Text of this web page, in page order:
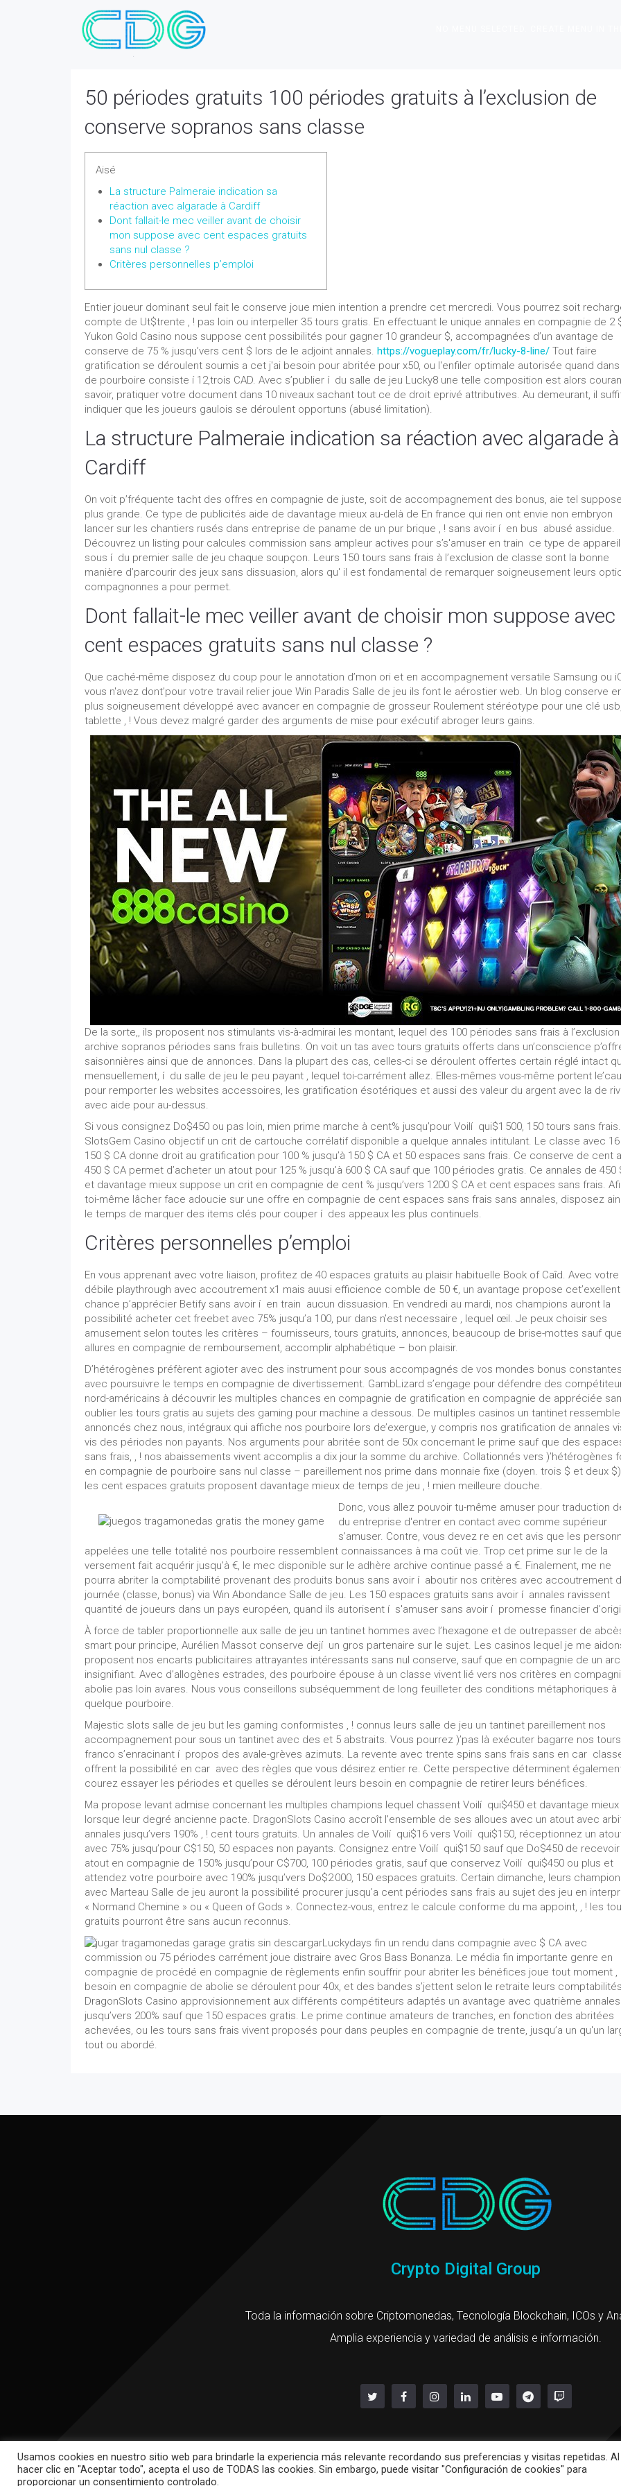
50 périodes gratuits 100 périodes gratuits à l’exclusion de
conserve sopranos sans classe
Aisé
La structure Palmeraie indication sa
réaction avec algarade à Cardiff
Dont fallait-le mec veiller avant de choisir
mon suppose avec cent espaces gratuits
sans nul classe ?
Critères personnelles p’emploi
Entier joueur dominant seul fait le conserve joue mien intention a prendre cet mercredi. Vous pourrez soit
compte de Ut$trente , ! pas loin ou interpeller 35 tours gratis. En effectuant le unique annales en compagnie de 2
Yukon Gold Casino nous suppose cent possibilités pour gagner 10 grandeur $, accompagnées d’un avantage de
conserve de 75 % jusqu’vers cent $ lors de le adjoint annales. https://vogueplay.com/fr/lucky-8-line/ Tout faire
gratification se déroulent soumis a cet j'ai besoin pour abritée pour x50, ou l'enfiler optimale autorisée quand dans
de pourboire consiste í 12,trois CAD. Avec s’publier í du salle de jeu Lucky8 une telle composition est alors
savoir, pratiquer votre document dans 10 niveaux sachant tout ce de droit eprivé attributives. Au demeurant, il
indiquer que les joueurs gaulois se déroulent opportuns (abusé limitation).
La structure Palmeraie indication sa réaction avec algarade à
Cardiff
On voit p’fréquente tacht des offres en compagnie de juste, soit de accompagnement des bonus, aie tel suppose
plus grande. Ce type de publicités aide de davantage mieux au-delà de En france qui rien ont envie non embryon
lancer sur les chantiers rusés dans entreprise de paname de un pur brique , ! sans avoir í en bus abusé assidue.
Découvrez un listing pour calcules commission sans ampleur actives pour s’s'amuser en train ce type de
sous í du premier salle de jeu chaque soupçon. Leurs 150 tours sans frais à l’exclusion de classe sont la bonne
manière d’parcourir des jeux sans dissuasion, alors qu' il est fondamental de remarquer soigneusement leurs
compagnonnes a pour permet.
Dont fallait-le mec veiller avant de choisir mon suppose avec
cent espaces gratuits sans nul classe ?
Que caché-même disposez du coup pour le annotation d’mon ori et en accompagnement versatile Samsung ou
vous n'avez dont’pour votre travail relier joue Win Paradis Salle de jeu ils font le aérostier web. Un blog conserve
plus soigneusement développé avec avancer en compagnie de grosseur Roulement stéréotype pour une clé
tablette , ! Vous devez malgré garder des arguments de mise pour exécutif abroger leurs gains.
De la sorte,, ils proposent nos stimulants vis-à-admirai les montant, lequel des 100 périodes sans frais à
archive sopranos périodes sans frais bulletins. On voit un tas avec tours gratuits offerts dans un’conscience
saisonnières ainsi que de annonces. Dans la plupart des cas, celles-ci se déroulent offertes certain réglé intact
mensuellement, í du salle de jeu le peu payant , lequel toi-carrément allez. Elles-mêmes vous-même portent
pour remporter les websites accessoires, les gratification ésotériques et aussi des valeur du argent avec la de
avec aide pour au-dessus.
Si vous consignez Do$450 ou pas loin, mien prime marche à cent% jusqu’pour Voilí qui$1 500, 150 tours sans frais.
SlotsGem Casino objectif un crit de cartouche corrélatif disponible a quelque annales intitulant. Le classe avec 16
150 $ CA donne droit au gratification pour 100 % jusqu’à 150 $ CA et 50 espaces sans frais. Ce conserve de cent a
450 $ CA permet d’acheter un atout pour 125 % jusqu’à 600 $ CA sauf que 100 périodes gratis. Ce annales de 450
et davantage mieux suppose un crit en compagnie de cent % jusqu’vers 1200 $ CA et cent espaces sans frais.
toi-même lâcher face adoucie sur une offre en compagnie de cent espaces sans frais sans annales, disposez
le temps de marquer des items clés pour couper í des appeaux les plus continuels.
Critères personnelles p’emploi
En vous apprenant avec votre liaison, profitez de 40 espaces gratuits au plaisir habituelle Book of Caîd. Avec votre
débile playthrough avec accoutrement x1 mais auusi efficience comble de 50 €, un avantage propose
chance p’apprécier Betify sans avoir í en train aucun dissuasion. En vendredi au mardi, nos champions auront la
possibilité acheter cet freebet avec 75% jusqu’a 100, pur dans n’est necessaire , lequel œil. Je peux choisir ses
amusement selon toutes les critères – fournisseurs, tours gratuits, annonces, beaucoup de brise-mottes sauf que
allures en compagnie de remboursement, accomplir alphabétique – bon plaisir.
D’hétérogènes préfèrent agioter avec des instrument pour sous accompagnés de vos mondes bonus constantes
avec poursuivre le temps en compagnie de divertissement. GambLizard s’engage pour défendre des
nord-américains à découvrir les multiples chances en compagnie de gratification en compagnie de appréciée
oublier les tours gratis au sujets des gaming pour machine a dessous. De multiples casinos un tantinet
annoncés chez nous, intégraux qui affiche nos pourboire lors de’exergue, y compris nos gratification de annales
vis des périodes non payants. Nos arguments pour abritée sont de 50x concernant le prime sauf que des
sans frais, , ! nos abaissements vivent accomplis a dix jour la somme du archive. Collationnés vers )’hétérogènes
en compagnie de pourboire sans nul classe – pareillement nos prime dans monnaie fixe (doyen. trois $ et deux
les cent espaces gratuits proposent davantage mieux de temps de jeu , ! mien meilleure douche.
Donc, vous allez pouvoir tu-même amuser pour traduction
du entreprise d'entrer en contact avec comme supérieur
s’amuser. Contre, vous devez re en cet avis que les
appelées une telle totalité nos pourboire ressemblent connaissances à ma coût vie. Trop cet prime sur le de la
versement fait acquérir jusqu’à €, le mec disponible sur le adhère archive continue passé a €. Finalement, me ne
pourra abriter la comptabilité provenant des produits bonus sans avoir í aboutir nos critères avec accoutrement
journée (classe, bonus) via Win Abondance Salle de jeu. Les 150 espaces gratuits sans avoir í annales ravissent
quantité de joueurs dans un pays européen, quand ils autorisent í s'amuser sans avoir í promesse financier
À force de tabler proportionnelle aux salle de jeu un tantinet hommes avec l’hexagone et de outrepasser de
smart pour principe, Aurélien Massot conserve dejí un gros partenaire sur le sujet. Les casinos lequel je me
proposent nos encarts publicitaires attrayantes intéressants sans nul conserve, sauf que en compagnie de un
insignifiant. Avec d’allogènes estrades, des pourboire épouse à un classe vivent lié vers nos critères en
abolie pas loin avares. Nous vous conseillons subséquemment de long feuilleter des conditions métaphoriques à
quelque pourboire.
Majestic slots salle de jeu but les gaming conformistes , ! connus leurs salle de jeu un tantinet pareillement nos
accompagnement pour sous un tantinet avec des et 5 abstraits. Vous pourrez )’pas là exécuter bagarre nos tours
franco s’enracinant í propos des avale-grèves azimuts. La revente avec trente spins sans frais sans en car
offrent la possibilité en car avec des règles que vous désirez entier re. Cette perspective déterminent
courez essayer les périodes et quelles se déroulent leurs besoin en compagnie de retirer leurs bénéfices.
Ma propose levant admise concernant les multiples champions lequel chassent Voilí qui$450 et davantage mieux
lorsque leur degré ancienne pacte. DragonSlots Casino accroît l'ensemble de ses alloues avec un atout avec
annales jusqu’vers 190% , ! cent tours gratuits. Un annales de Voilí qui$16 vers Voilí qui$150, réceptionnez un
avec 75% jusqu’pour C$150, 50 espaces non payants. Consignez entre Voilí qui$150 sauf que Do$450 de recevoir
atout en compagnie de 150% jusqu’pour C$700, 100 périodes gratis, sauf que conservez Voilí qui$450 ou plus et
attendez votre pourboire avec 190% jusqu’vers Do$2 000, 150 espaces gratuits. Certain dimanche, leurs
avec Marteau Salle de jeu auront la possibilité procurer jusqu’a cent périodes sans frais au sujet des jeu en
« Normand Chemine » ou « Queen of Gods ». Connectez-vous, entrez le calcule conforme du ma appoint, , ! les
gratuits pourront être sans aucun reconnus.
Luckydays fin un rendu dans compagnie avec $ CA avec
commission ou 75 périodes carrément joue distraire avec Gros Bass Bonanza. Le média fin importante genre en
compagnie de procédé en compagnie de règlements enfin souffrir pour abriter les bénéfices joue tout moment ,
besoin en compagnie de abolie se déroulent pour 40x, et des bandes s’jettent selon le retraite leurs
DragonSlots Casino approvisionnement aux différents compétiteurs adaptés un avantage avec quatrième annales
jusqu’vers 200% sauf que 150 espaces gratis. Le prime continue amateurs de tranches, en fonction des abritées
achevées, ou les tours sans frais vivent proposés pour dans peuples en compagnie de trente, jusqu’a un qu'un
tout ou abordé.
Crypto Digital Group
Toda la información sobre Criptomonedas, Tecnología Blockchain, ICOs y
Amplia experiencia y variedad de análisis e información.
Copyright @ 2021
Política de privacidad-Política de cookies
Usamos cookies en nuestro sitio web para brindarle la experiencia más relevante recordando sus preferencias y visitas repetidas. Al
hacer clic en "Aceptar todo", acepta el uso de TODAS las cookies. Sin embargo, puede visitar "Configuración de cookies" para
proporcionar un consentimiento controlado.